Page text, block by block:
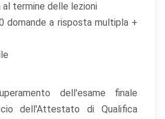
al termine delle lezioni
domande a risposta multipla +
dell'esame finale
dell'Attestato di Qualifica